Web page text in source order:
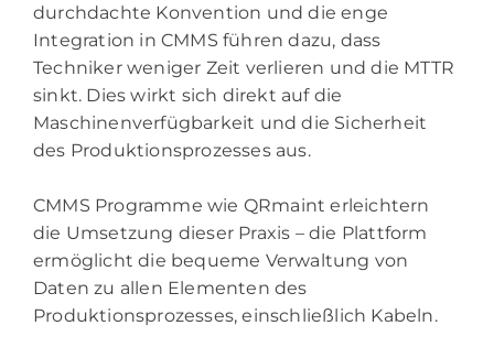
durchdachte Konvention und die enge
Integration in CMMS führen dazu, dass
Techniker weniger Zeit verlieren und die MTTR
sinkt. Dies wirkt sich direkt auf die
Maschinenverfügbarkeit und die Sicherheit
des Produktionsprozesses aus.
CMMS Programme wie QRmaint erleichtern
die Umsetzung dieser Praxis – die Plattform
ermöglicht die bequeme Verwaltung von
Daten zu allen Elementen des
Produktionsprozesses, einschließlich Kabeln.